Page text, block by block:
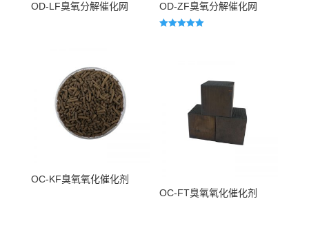
OD-LF臭氧分解催化网 OD-ZF臭氧分解催化网
OC-KF臭氧氧化催化剂
OC-FT臭氧氧化催化剂